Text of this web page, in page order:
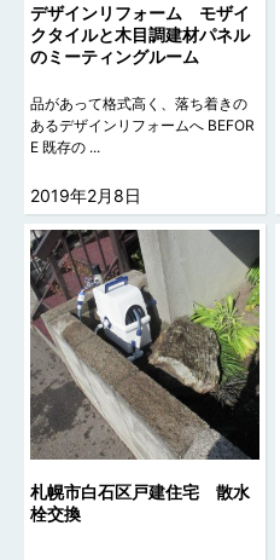
デザインリフォーム モザイ
クタイルと木目調建材パネル
のミーティングルーム
品があって格式高く、落ち着きの
あるデザインリフォームへ BEFOR
E 既存の ...
2019年2月8日
札幌市白石区戸建住宅 散水
栓交換